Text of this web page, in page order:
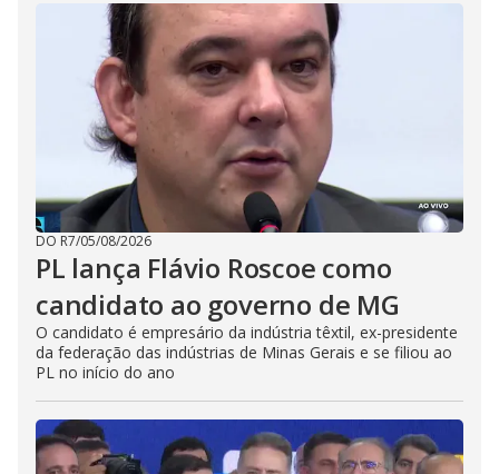
DO R7/05/08/2026
PL lança Flávio Roscoe como
candidato ao governo de MG
O candidato é empresário da indústria têxtil, ex-presidente
da federação das indústrias de Minas Gerais e se filiou ao
PL no início do ano